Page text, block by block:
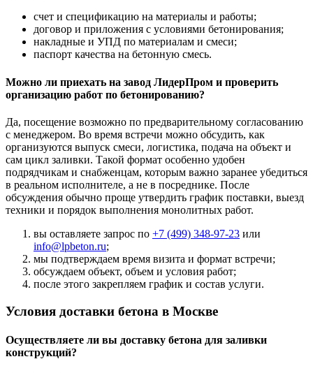
счет и спецификацию на материалы и работы;
договор и приложения с условиями бетонирования;
накладные и УПД по материалам и смеси;
паспорт качества на бетонную смесь.
Можно ли приехать на завод ЛидерПром и проверить
организацию работ по бетонированию?
Да, посещение возможно по предварительному согласованию
с менеджером. Во время встречи можно обсудить, как
организуются выпуск смеси, логистика, подача на объект и
сам цикл заливки. Такой формат особенно удобен
подрядчикам и снабженцам, которым важно заранее убедиться
в реальном исполнителе, а не в посреднике. После
обсуждения обычно проще утвердить график поставки, выезд
техники и порядок выполнения монолитных работ.
вы оставляете запрос по +7 (499) 348-97-23 или
info@lpbeton.ru;
мы подтверждаем время визита и формат встречи;
обсуждаем объект, объем и условия работ;
после этого закрепляем график и состав услуги.
Условия доставки бетона в Москве
Осуществляете ли вы доставку бетона для заливки
конструкций?